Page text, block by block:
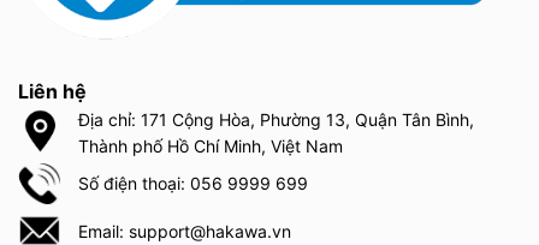
Liên hệ
Địa chỉ: 171 Cộng Hòa, Phường 13, Quận Tân Bình,
Thành phố Hồ Chí Minh, Việt Nam
Số điện thoại: 056 9999 699
Email: support@hakawa.vn